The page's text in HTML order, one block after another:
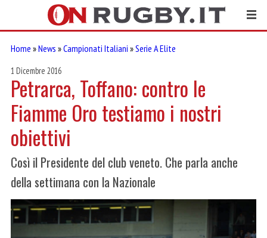
Home »News »Campionati Italiani »Serie A Elite
1 Dicembre 2016
Petrarca, Toffano: contro le
Fiamme Oro testiamo i nostri
obiettivi
Così il Presidente del club veneto. Che parla anche
della settimana con la Nazionale